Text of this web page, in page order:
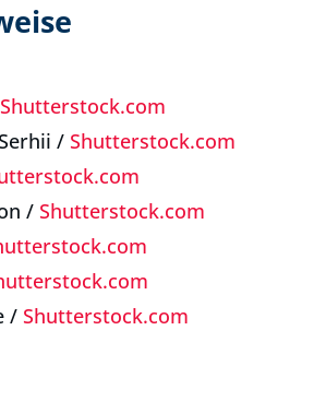
Shutterstock.com
/ Shutterstock.com
/ Shutterstock.com
/ Shutterstock.com